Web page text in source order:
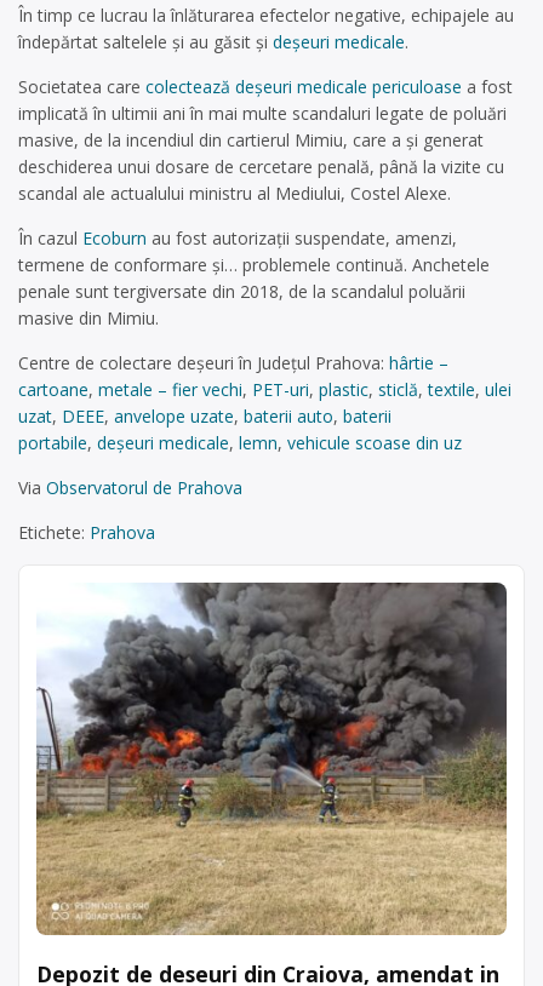
În timp ce lucrau la înlăturarea efectelor negative, echipajele au
îndepărtat saltelele și au găsit și deșeuri medicale.
Societatea care colectează deșeuri medicale periculoase a fost
implicată în ultimii ani în mai multe scandaluri legate de poluări
masive, de la incendiul din cartierul Mimiu, care a și generat
deschiderea unui dosare de cercetare penală, până la vizite cu
scandal ale actualului ministru al Mediului, Costel Alexe.
În cazul Ecoburn au fost autorizații suspendate, amenzi,
termene de conformare și… problemele continuă. Anchetele
penale sunt tergiversate din 2018, de la scandalul poluării
masive din Mimiu.
Centre de colectare deșeuri în Județul Prahova: hârtie –
cartoane, metale – fier vechi, PET-uri, plastic, sticlă,textile, ulei
uzat, DEEE, anvelope uzate, baterii auto, baterii
portabile, deșeuri medicale, lemn, vehicule scoase din uz
Via Observatorul de Prahova
Etichete: Prahova
Depozit de deseuri din Craiova, amendat in